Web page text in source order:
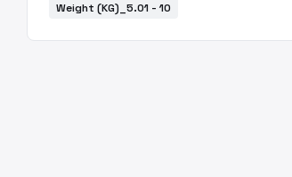
Weight (KG)_5.01 - 10